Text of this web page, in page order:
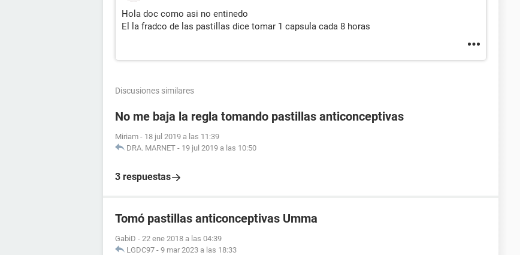
Hola doc como asi no entinedo
El la fradco de las pastillas dice tomar 1 capsula cada 8 horas
Discusiones similares
No me baja la regla tomando pastillas anticonceptivas
Miriam - 18 jul 2019 a las 11:39
DRA. MARNET - 19 jul 2019 a las 10:50
3 respuestas
Tomó pastillas anticonceptivas Umma
GabiD - 22 ene 2018 a las 04:39
LGDC97 - 9 mar 2023 a las 18:33